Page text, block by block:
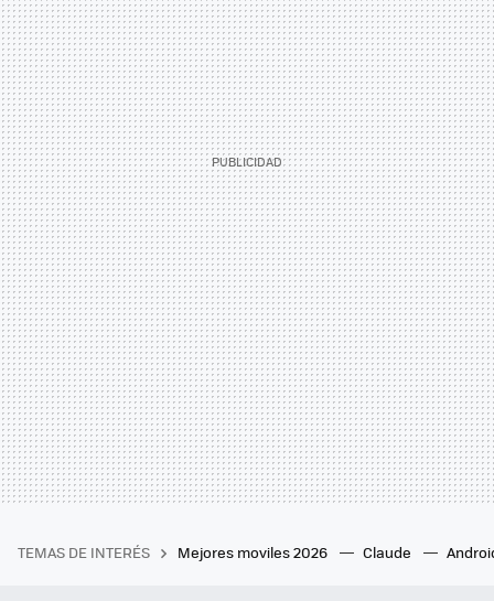
TEMAS DE INTERÉS Mejores moviles 2026 Claude